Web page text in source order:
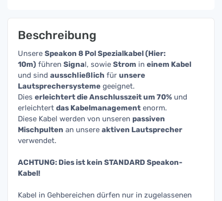
Beschreibung
Unsere Speakon 8 Pol Spezialkabel (Hier:
10m) führen Signal, sowie Strom in einem Kabel
und sind ausschließlich für unsere
Lautsprechersysteme geeignet.
Dies erleichtert die Anschlusszeit um 70% und
erleichtert das Kabelmanagement enorm.
Diese Kabel werden von unseren passiven
Mischpulten an unsere aktiven Lautsprecher
verwendet.
ACHTUNG: Dies ist kein STANDARD Speakon-
Kabel!
Kabel in Gehbereichen dürfen nur in zugelassenen